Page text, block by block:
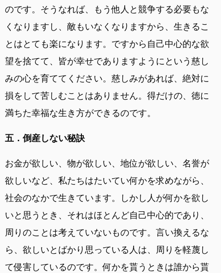
のです。そうなれば、もう他人と競争する必要もな
くなりますし、敵もいなくなりますから、生きるこ
とはとても楽になります。ですから自己中心的な欲
望を捨てて、皆が幸せでありますようにという慈し
みの心を育ててください。慈しみがあれば、絶対に
損をして苦しむことはありません。得だけの、徳に
満ちた幸福な生き方ができるのです。
五．倒産しない秘訣
お金が欲しい、物が欲しい、地位が欲しい、名誉が
欲しいなど、私たちはたいてい何かを求めながら、
社会のなかで生きています。しかし人が何かを欲し
いと思うとき、それはほとんど自己中心的であり、
周りのことは考えていないものです。言い換えるな
ら、欲しいとばかり思っている人は、周りを軽蔑し
て侵害しているのです。何かを貰うときは誰から貰